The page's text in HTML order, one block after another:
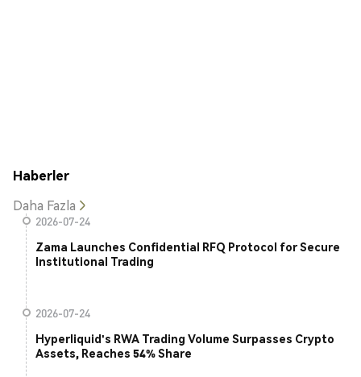
Haberler
Daha Fazla
2026-07-24
Zama Launches Confidential RFQ Protocol for Secure
Institutional Trading
2026-07-24
Hyperliquid's RWA Trading Volume Surpasses Crypto
Assets, Reaches 54% Share